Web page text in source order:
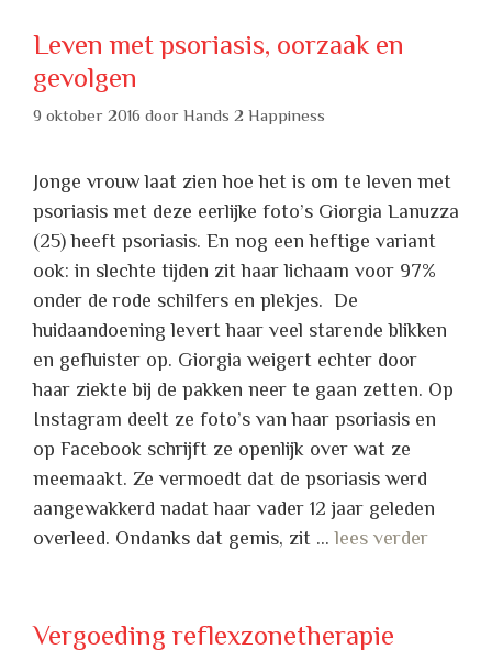
Leven met psoriasis, oorzaak en
gevolgen
9 oktober 2016 door Hands 2 Happiness
Jonge vrouw laat zien hoe het is om te leven met
psoriasis met deze eerlijke foto’s Giorgia Lanuzza
(25) heeft psoriasis. En nog een heftige variant
ook: in slechte tijden zit haar lichaam voor 97%
onder de rode schilfers en plekjes. De
huidaandoening levert haar veel starende blikken
en gefluister op. Giorgia weigert echter door
haar ziekte bij de pakken neer te gaan zetten. Op
Instagram deelt ze foto’s van haar psoriasis en
op Facebook schrijft ze openlijk over wat ze
meemaakt. Ze vermoedt dat de psoriasis werd
aangewakkerd nadat haar vader 12 jaar geleden
overleed. Ondanks dat gemis, zit …lees verder
Vergoeding reflexzonetherapie